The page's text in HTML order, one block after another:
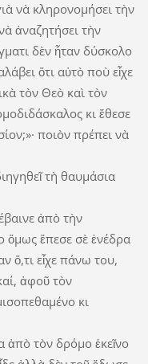
νὰ κληρονομήσει τὴν
ἀναζητήσει τὴν
δὲν ἦταν δύσκολο
ὅτι αὐτὸ ποὺ εἶχε
τὸν Θεὸ καὶ τὸν
κι ἔθεσε
ποιὸν πρέπει νὰ
τὴ θαυμάσια
ἀπὸ τὴν
ὅμως ἔπεσε σὲ ἐνέδρα
ὅ,τι εἶχε πάνω του,
ἀφοῦ τὸν
κι
τὸν δρόμο ἐκεῖνο